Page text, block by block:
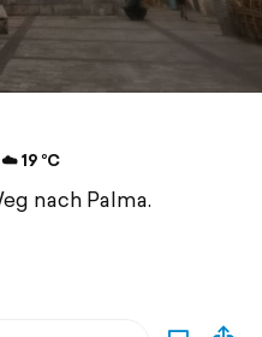
19 °C
nach Palma.